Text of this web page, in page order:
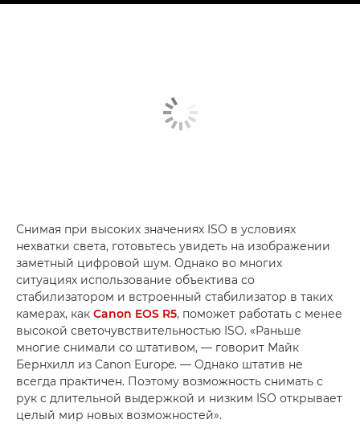
Снимая при высоких значениях ISO в условиях
нехватки света, готовьтесь увидеть на изображении
заметный цифровой шум. Однако во многих
ситуациях использование объектива со
стабилизатором и встроенный стабилизатор в таких
камерах, как Canon EOS R5, поможет работать с менее
высокой светочувствительностью ISO. «Раньше
многие снимали со штативом, — говорит Майк
Бернхилл из Canon Europe. — Однако штатив не
всегда практичен. Поэтому возможность снимать с
рук с длительной выдержкой и низким ISO открывает
целый мир новых возможностей».